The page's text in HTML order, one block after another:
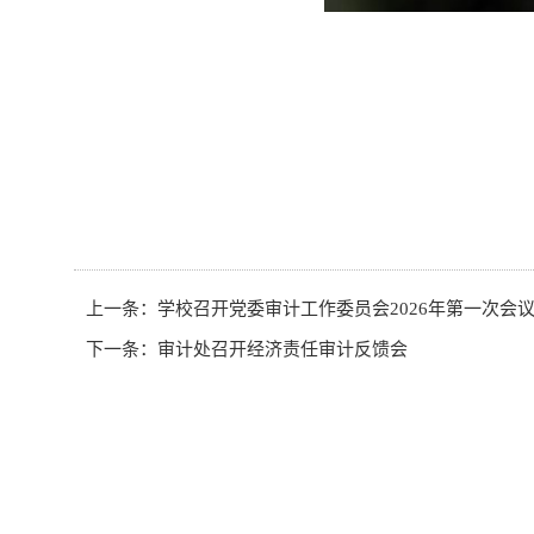
上一条： 学校召开党委审计工作委员会2026年第一次会议
下一条： 审计处召开经济责任审计反馈会